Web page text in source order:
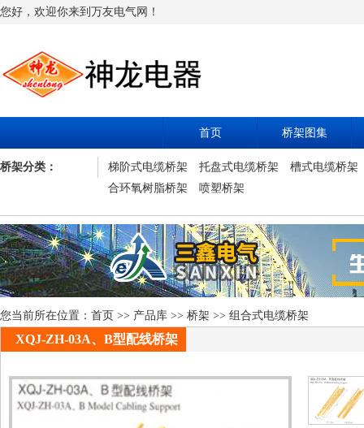
您好，欢迎你来到万友电气网！
首页 桥架图集
桥架分类： 梯阶式电缆桥架 托盘式电缆桥架
槽式电缆桥架
合环氧树脂桥架
喷塑桥架
您当前所在位置： 首页 >> 产品库 >> 桥架 >> 组合式电缆桥架
XQJ-ZH-03A、B型配线桥架